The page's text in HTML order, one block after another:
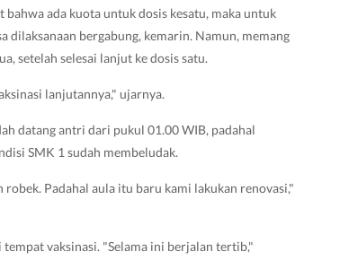
ada kuota untuk dosis kesatu, maka untuk
dilaksanaan bergabung, kemarin. Namun, memang
setelah selesai lanjut ke dosis satu.
lanjutannya," ujarnya.
datang antri dari pukul 01.00 WIB, padahal
SMK 1 sudah membeludak.
Padahal aula itu baru kami lakukan renovasi,"
vaksinasi. "Selama ini berjalan tertib,"